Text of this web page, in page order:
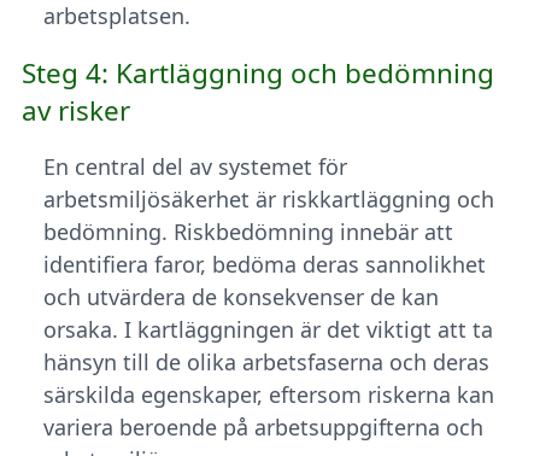
arbetsplatsen.
Steg 4: Kartläggning och bedömning
av risker
En central del av systemet för
arbetsmiljösäkerhet är riskkartläggning och
bedömning. Riskbedömning innebär att
identifiera faror, bedöma deras sannolikhet
och utvärdera de konsekvenser de kan
orsaka. I kartläggningen är det viktigt att ta
hänsyn till de olika arbetsfaserna och deras
särskilda egenskaper, eftersom riskerna kan
variera beroende på arbetsuppgifterna och